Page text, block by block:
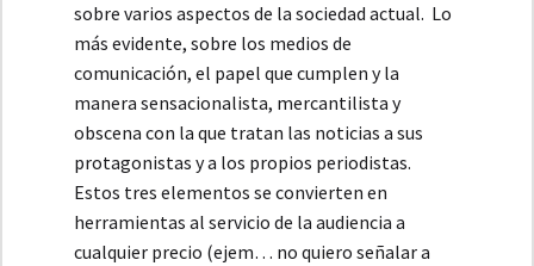
sobre varios aspectos de la sociedad actual. Lo
más evidente, sobre los medios de
comunicación, el papel que cumplen y la
manera sensacionalista, mercantilista y
obscena con la que tratan las noticias a sus
protagonistas y a los propios periodistas.
Estos tres elementos se convierten en
herramientas al servicio de la audiencia a
cualquier precio (ejem… no quiero señalar a